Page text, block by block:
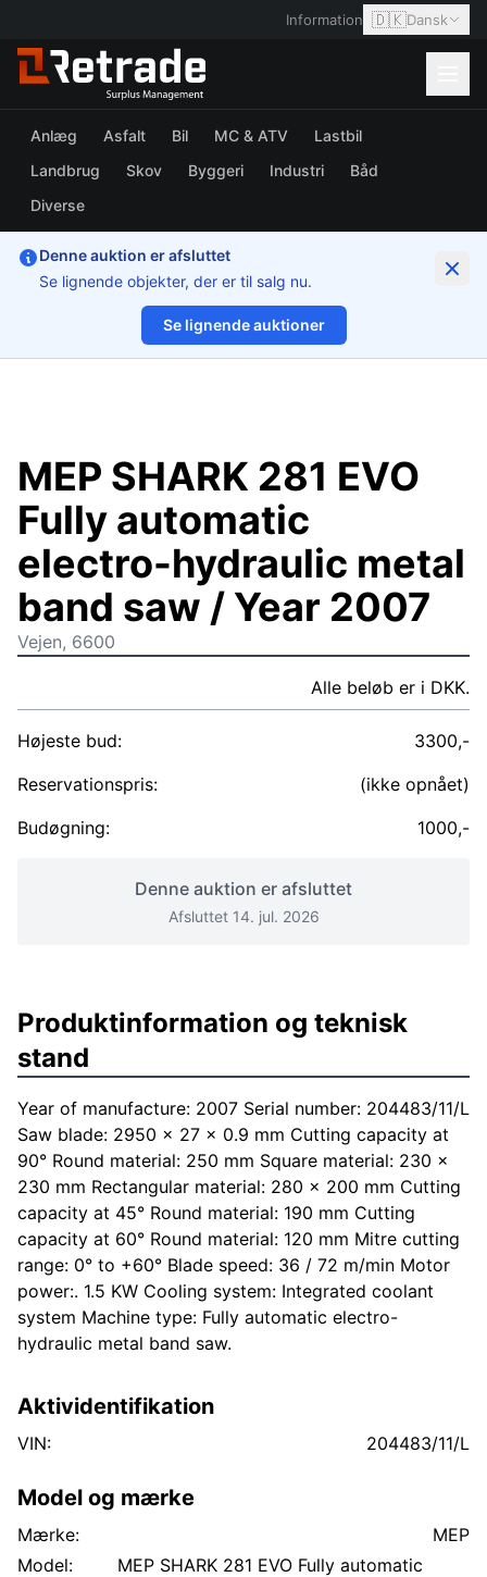
Information 🇩🇰Dansk
Anlæg Asfalt Bil MC & ATV
Lastbil
Landbrug
Skov Byggeri Industri
Båd
Diverse
Denne auktion er afsluttet
Se lignende objekter, der er til salg nu.
Se lignende auktioner
1/66
MEP SHARK 281 EVO
Fully automatic
electro-hydraulic metal
band saw / Year 2007
Vejen, 6600
Alle beløb er i DKK.
Højeste bud:
3300,-
Reservationspris:
(ikke opnået)
Budøgning:
1000,-
Denne auktion er afsluttet
Afsluttet 14. jul. 2026
Produktinformation og teknisk
stand
Year of manufacture: 2007 Serial number: 204483/11/L
Saw blade: 2950 × 27 × 0.9 mm Cutting capacity at
90° Round material: 250 mm Square material: 230 ×
230 mm Rectangular material: 280 × 200 mm Cutting
capacity at 45° Round material: 190 mm Cutting
capacity at 60° Round material: 120 mm Mitre cutting
range: 0° to +60° Blade speed: 36 / 72 m/min Motor
power:. 1.5 KW Cooling system: Integrated coolant
system Machine type: Fully automatic electro-
hydraulic metal band saw.
Aktividentifikation
VIN: 204483/11/L
Model og mærke
Mærke:
MEP
Model:
MEP SHARK 281 EVO Fully automatic